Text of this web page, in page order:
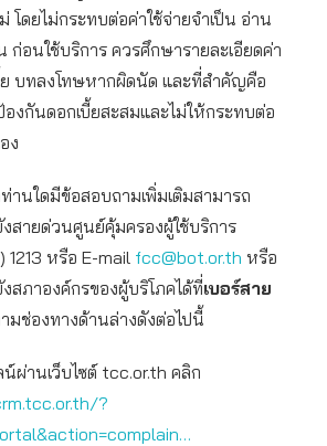
โดยไม่กระทบต่อค่าใช้จ่ายจำเป็น อ่าน
ก่อนใช้บริการ ควรศึกษารายละเอียดค่า
ย บทลงโทษหากผิดนัด และที่สำคัญคือ
องกันดอกเบี้ยสะสมและไม่ให้กระทบต่อ
ง
านใดมีข้อสอบถามเพิ่มเติมสามารถ
สายด่วนศูนย์คุ้มครองผู้ใช้บริการ
1213 หรือ E-mail fcc@bot.or.th หรือ
สภาองค์กรของผู้บริโภคได้ที่เบอร์สาย
มช่องทางด้านล่างดังต่อไปนี้
น์ผ่านเว็บไซต์ tcc.or.th คลิก
?